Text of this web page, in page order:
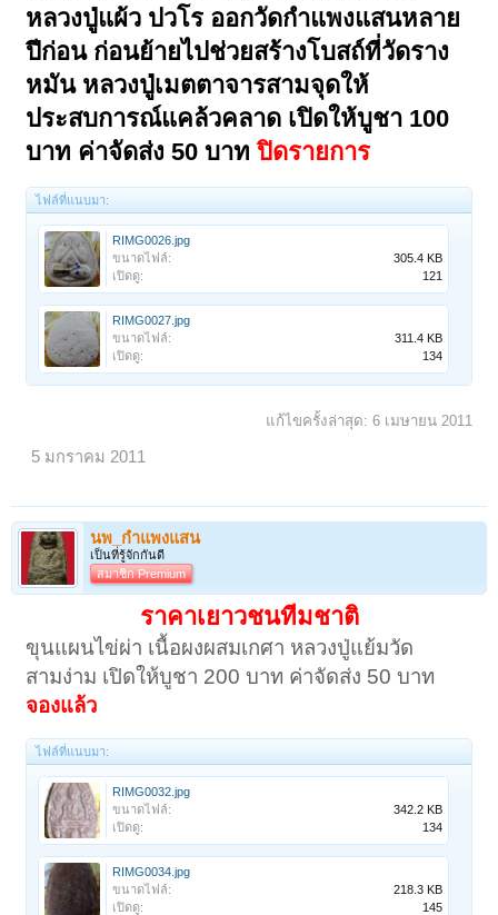
หลวงปู่แผ้ว ปวโร ออกวัดกำแพงแสนหลาย
ปีก่อน ก่อนย้ายไปช่วยสร้างโบสถ์ที่วัดราง
หมัน หลวงปู่เมตตาจารสามจุดให้
ประสบการณ์แคล้วคลาด เปิดให้บูชา 100
บาท ค่าจัดส่ง 50 บาทปิดรายการ
ไฟล์ที่แนบมา:
RIMG0026.jpg
ขนาดไฟล์:
305.4 KB
เปิดดู:
121
RIMG0027.jpg
ขนาดไฟล์:
311.4 KB
เปิดดู:
134
แก้ไขครั้งล่าสุด: 6 เมษายน 2011
5 มกราคม 2011
นพ_กำแพงแสน
เป็นที่รู้จักกันดี
สมาชิก Premium
ราคาเยาวชนทีมชาติ
ขุนแผนไข่ผ่า เนื้อผงผสมเกศา หลวงปู่แย้มวัด
สามง่าม เปิดให้บูชา 200 บาท ค่าจัดส่ง 50 บาท
จองแล้ว
ไฟล์ที่แนบมา:
RIMG0032.jpg
ขนาดไฟล์:
342.2 KB
เปิดดู:
134
RIMG0034.jpg
ขนาดไฟล์:
218.3 KB
เปิดดู:
145